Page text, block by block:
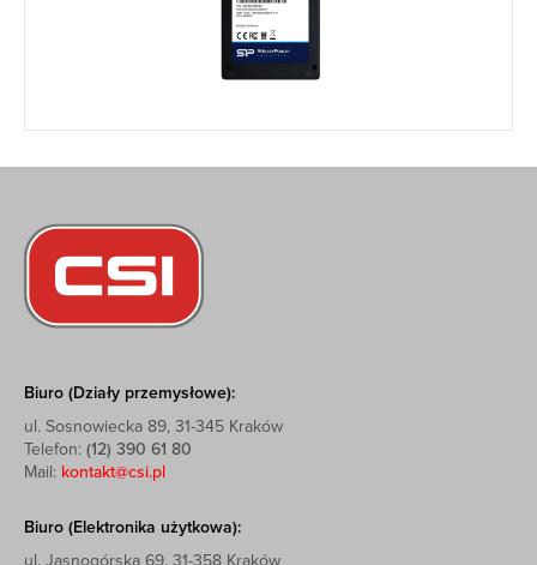
Biuro (Działy przemysłowe):
ul. Sosnowiecka 89, 31-345 Kraków
Telefon: (12) 390 61 80
Mail: kontakt@csi.pl
Biuro (Elektronika użytkowa):
ul. Jasnogórska 69, 31-358 Kraków